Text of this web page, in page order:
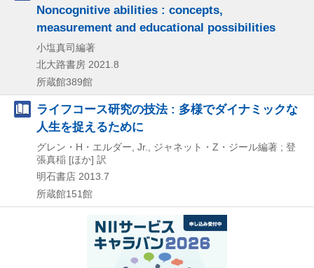
Noncognitive abilities : concepts,
measurement and educational possibilities
小塩真司編著
北大路書房 2021.8
所蔵館389館
ライフコース研究の技法 : 多様でダイナミックな
人生を捉えるために
グレン・H・エルダー, Jr., ジャネット・Z・ジール編著 ; 登
張真稲 [ほか] 訳
明石書店 2013.7
所蔵館151館